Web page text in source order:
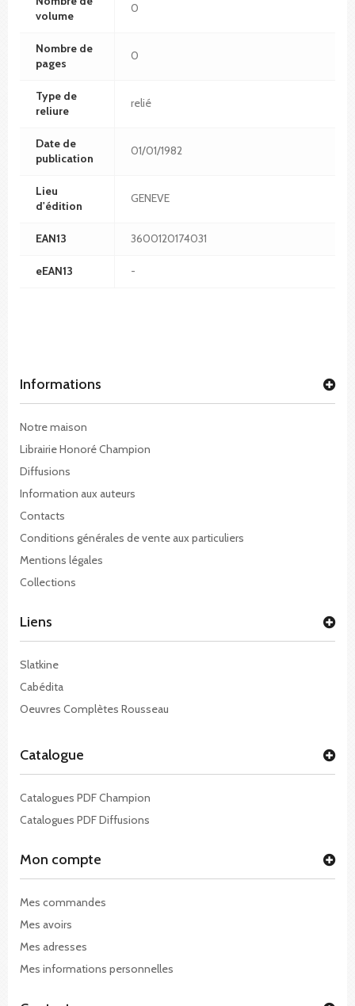
volume
0
Nombre de
pages
0
Type de
reliure
relié
Date de
publication
01/01/1982
Lieu
d'édition
GENEVE
EAN13 3600120174031
eEAN13 -
Informations
Notre maison
Librairie Honoré Champion
Diffusions
Information aux auteurs
Contacts
Conditions générales de vente aux particuliers
Mentions légales
Collections
Liens
Slatkine
Cabédita
Oeuvres Complètes Rousseau
Catalogue
Catalogues PDF Champion
Catalogues PDF Diffusions
Mon compte
Mes commandes
Mes avoirs
Mes adresses
Mes informations personnelles